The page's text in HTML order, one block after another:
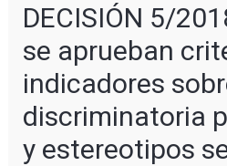
DECISIÓN 5/
se aprueban
indicadores
discriminatoria
y estereotipos